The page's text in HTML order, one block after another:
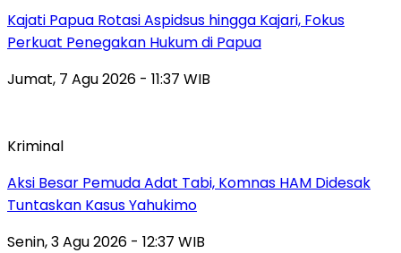
Kajati Papua Rotasi Aspidsus hingga Kajari, Fokus
Perkuat Penegakan Hukum di Papua
Jumat, 7 Agu 2026 - 11:37 WIB
Kriminal
Aksi Besar Pemuda Adat Tabi, Komnas HAM Didesak
Tuntaskan Kasus Yahukimo
Senin, 3 Agu 2026 - 12:37 WIB